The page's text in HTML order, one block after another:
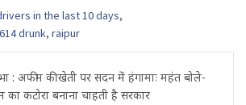
in the last 10 days,
drunk, raipur
: अफीम की खेती पर सदन में हंगामाः महंत बोले-
का कटोरा बनाना चाहती है सरकार